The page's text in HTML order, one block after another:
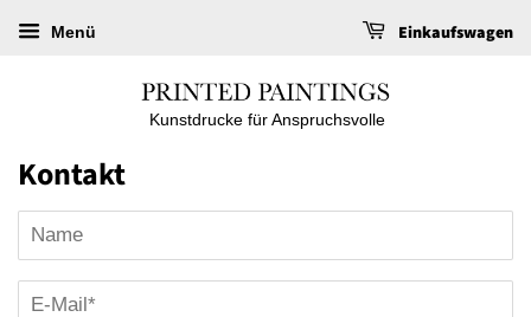
Menü Einkaufswagen
Kunstdrucke für Anspruchsvolle
Kontakt
Name
E-